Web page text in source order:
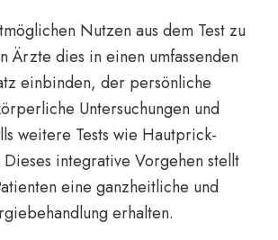
Nutzen aus dem Test zu
Ärzte dies in einen umfassenden
einbinden, der persönliche
Untersuchungen und
weitere Tests wie Hautprick-
Dieses integrative Vorgehen stellt
eine ganzheitliche und
erhalten.